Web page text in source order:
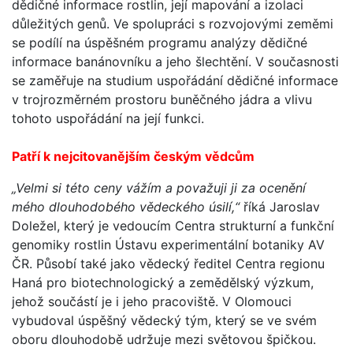
dědičné informace rostlin, její mapování a izolaci
důležitých genů. Ve spolupráci s rozvojovými zeměmi
se podílí na úspěšném programu analýzy dědičné
informace banánovníku a jeho šlechtění. V současnosti
se zaměřuje na studium uspořádání dědičné informace
v trojrozměrném prostoru buněčného jádra a vlivu
tohoto uspořádání na její funkci.
Patří k nejcitovanějším českým vědcům
„Velmi si této ceny vážím a považuji ji za ocenění
mého dlouhodobého vědeckého úsilí,“říká Jaroslav
Doležel, který je vedoucím Centra strukturní a funkční
genomiky rostlin Ústavu experimentální botaniky AV
ČR. Působí také jako vědecký ředitel Centra regionu
Haná pro biotechnologický a zemědělský výzkum,
jehož součástí je i jeho pracoviště. V Olomouci
vybudoval úspěšný vědecký tým, který se ve svém
oboru dlouhodobě udržuje mezi světovou špičkou.